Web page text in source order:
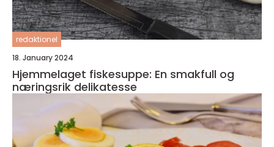
redaktionel
18. January 2024
Hjemmelaget fiskesuppe: En smakfull og
næringsrik delikatesse